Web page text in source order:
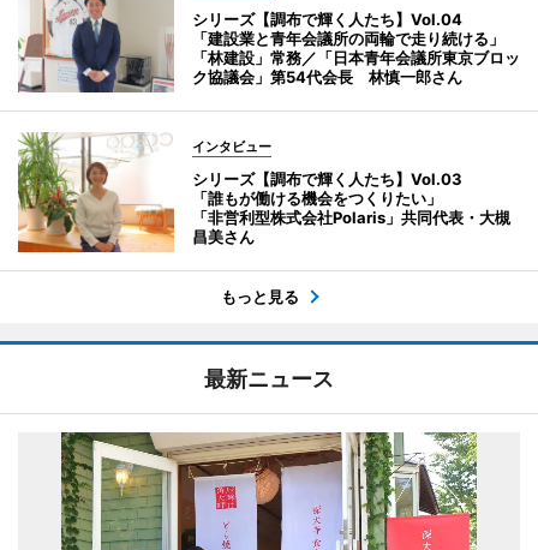
シリーズ【調布で輝く人たち】Vol.04
「建設業と青年会議所の両輪で走り続ける」
「林建設」常務／「日本青年会議所東京ブロッ
ク協議会」第54代会長 林慎一郎さん
インタビュー
シリーズ【調布で輝く人たち】Vol.03
「誰もが働ける機会をつくりたい」
「非営利型株式会社Polaris」共同代表・大槻
昌美さん
もっと見る
最新ニュース